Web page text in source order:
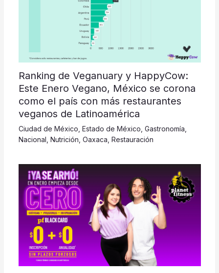
Ranking de Veganuary y HappyCow:
Este Enero Vegano, México se corona
como el país con más restaurantes
veganos de Latinoamérica
Ciudad de México Estado de México Gastronomía
Nacional Nutrición Oaxaca Restauración